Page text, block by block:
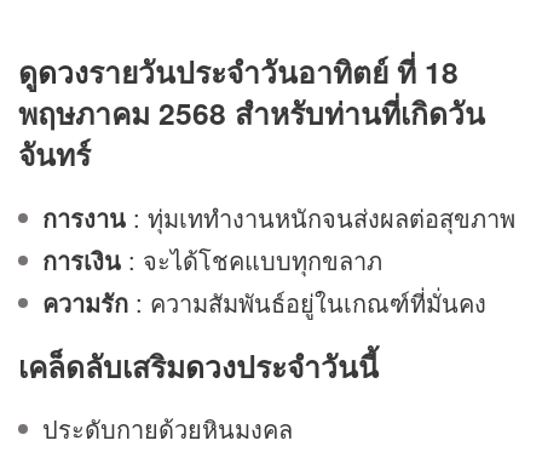
ดูดวงรายวันประจำวันอาทิตย์ ที่ 18
พฤษภาคม 2568 สำหรับท่านที่เกิดวัน
จันทร์
การงาน : ทุ่มเททำงานหนักจนส่งผลต่อสุขภาพ
การเงิน : จะได้โชคแบบทุกขลาภ
ความรัก : ความสัมพันธ์อยู่ในเกณฑ์ที่มั่นคง
เคล็ดลับเสริมดวงประจำวันนี้
ประดับกายด้วยหินมงคล